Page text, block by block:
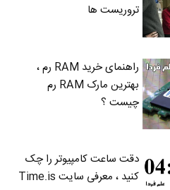
تروریست ها
راهنمای خرید RAM رم ،
بهترین مارک RAM رم
چیست ؟
دقت ساعت کامپیوتر را چک
کنید ، معرفی سایت Time.is